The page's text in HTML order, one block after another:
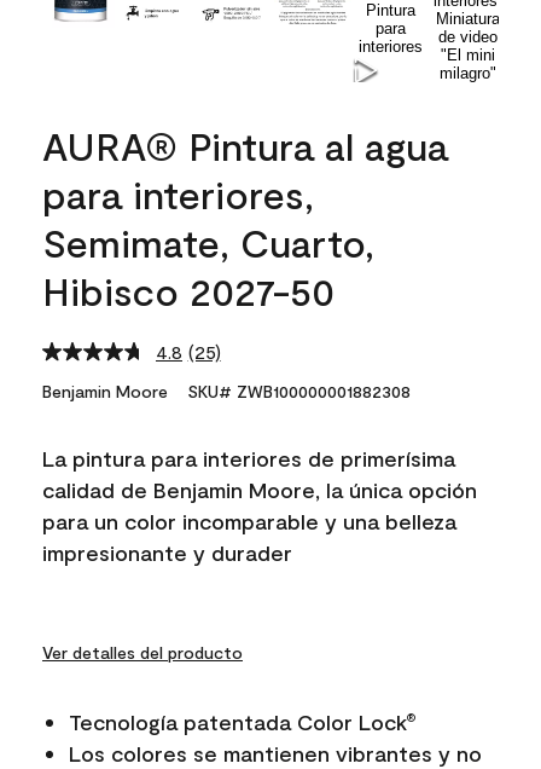
AURA® Pintura al agua
para interiores,
Semimate, Cuarto,
Hibisco 2027-50
4.8 Read
25
Reviews.
link.
(25)
Benjamin Moore SKU# ZWB100000001882308
La pintura para interiores de primerísima
calidad de Benjamin Moore, la única opción
para un color incomparable y una belleza
impresionante y durader
Ver detalles del producto
Tecnología patentada Color Lock®
Los colores se mantienen vibrantes y no